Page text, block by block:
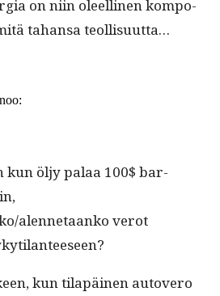
on niin oleelli­nen kom­po­
tahansa teollisuutta…
kun öljy palaa 100$ bar­
alennetaanko verot
kun tilapäi­nen autovero